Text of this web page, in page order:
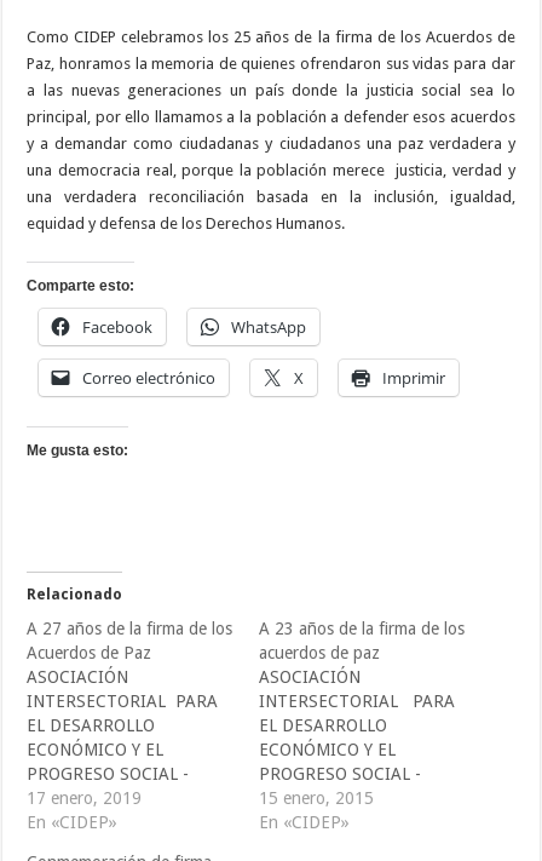
Como CIDEP celebramos los 25 años de la firma de los Acuerdos de
Paz, honramos la memoria de quienes ofrendaron sus vidas para dar
a las nuevas generaciones un país donde la justicia social sea lo
principal, por ello llamamos a la población a defender esos acuerdos
y a demandar como ciudadanas y ciudadanos una paz verdadera y
una democracia real, porque la población merece
justicia, verdad y
una verdadera reconciliación basada en la inclusión, igualdad,
equidad y defensa de los Derechos Humanos.
Comparte esto:
Facebook WhatsApp
Correo electrónico X Imprimir
Me gusta esto:
Relacionado
A 27 años de la firma de los
Acuerdos de Paz
ASOCIACIÓN
INTERSECTORIAL PARA
EL DESARROLLO
ECONÓMICO Y EL
PROGRESO SOCIAL -
CIDEP -
comunicaciones@cidepelsal
17 enero, 2019
En «CIDEP»
A 23 años de la firma de los
acuerdos de paz
ASOCIACIÓN
INTERSECTORIAL PARA
EL DESARROLLO
ECONÓMICO Y EL
PROGRESO SOCIAL -
CIDEP -
comunicaciones@cidepelsal
15 enero, 2015
En «CIDEP»